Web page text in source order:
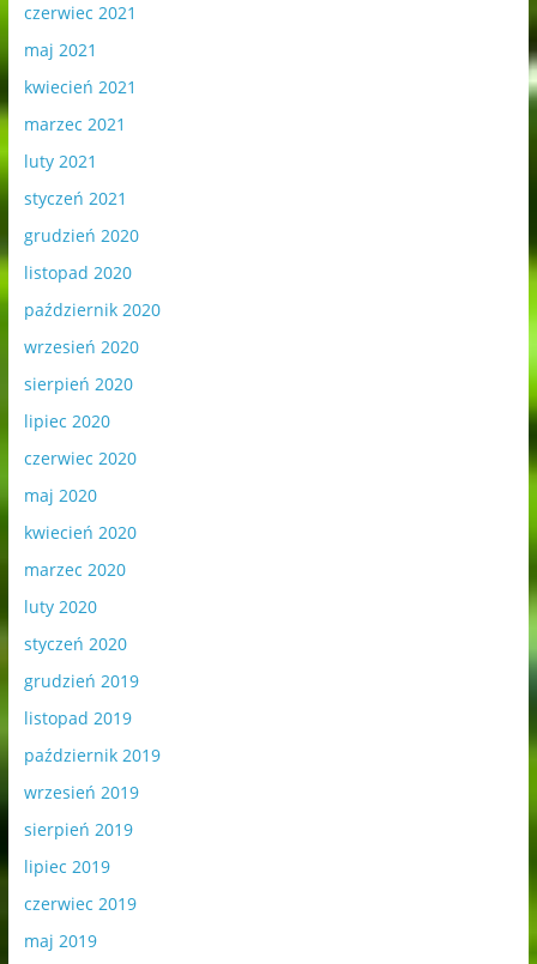
czerwiec 2021
maj 2021
kwiecień 2021
marzec 2021
luty 2021
styczeń 2021
grudzień 2020
listopad 2020
październik 2020
wrzesień 2020
sierpień 2020
lipiec 2020
czerwiec 2020
maj 2020
kwiecień 2020
marzec 2020
luty 2020
styczeń 2020
grudzień 2019
listopad 2019
październik 2019
wrzesień 2019
sierpień 2019
lipiec 2019
czerwiec 2019
maj 2019